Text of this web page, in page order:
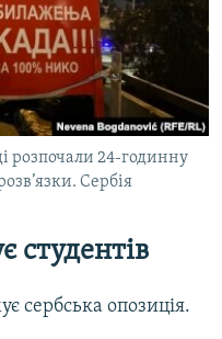
розпочали 24-годинну
Сербія
студентів
сербська опозиція.